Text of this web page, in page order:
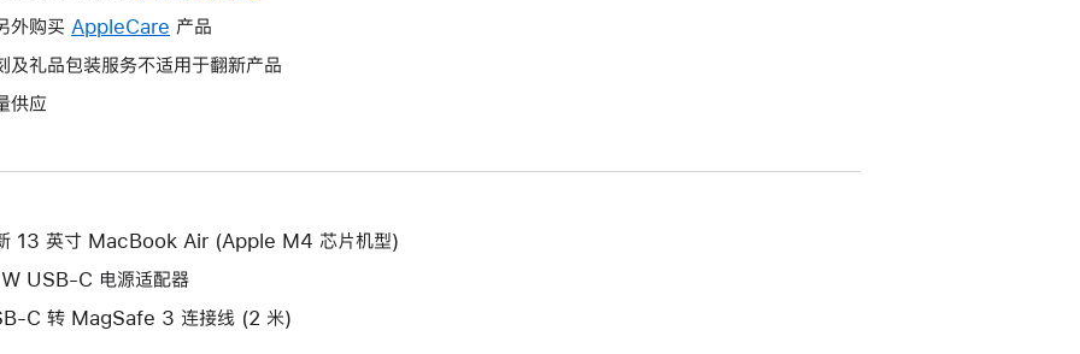
打 将
新
窗
外购买 AppleCare 此
操
开
的
窗
产品
及礼品包装服务不适用于翻新产品
供应
13 英寸 MacBook Air (Apple M4 芯片机型)
USB-C 电源适配器
C 转 MagSafe 3 连接线 (2 米)